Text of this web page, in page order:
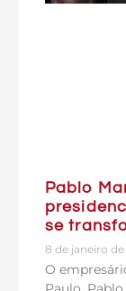
Pablo
se
8 de janeiro de
O